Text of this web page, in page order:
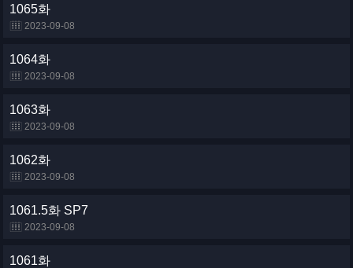
1065화
2023-09-08
1064화
2023-09-08
1063화
2023-09-08
1062화
2023-09-08
1061.5화 SP7
2023-09-08
1061화